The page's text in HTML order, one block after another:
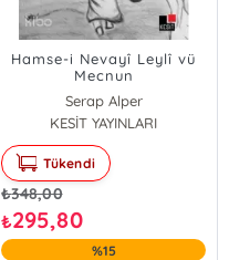
Hamse-i Nevayî Leylî vü
Mecnun
Serap Alper
KESİT YAYINLARI
Tükendi
₺348,00
₺295,80
%15